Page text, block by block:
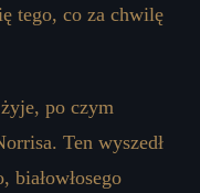
tego, co za chwilę
po czym
Ten wyszedł
białowłosego